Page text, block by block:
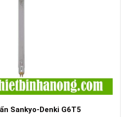
Sankyo-Denki G6T5